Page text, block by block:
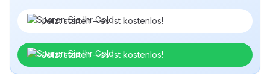
Jetzt starten – es ist kostenlos!
Jetzt starten – es ist kostenlos!